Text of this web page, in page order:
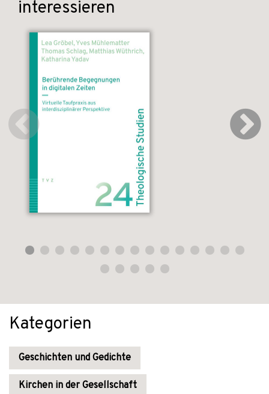
interessieren
Kategorien
Geschichten und Gedichte
Kirchen in der Gesellschaft